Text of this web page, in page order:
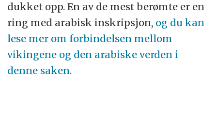
dukket opp. En av de mest berømte er en
ring med arabisk inskripsjon, og du kan
lese mer om forbindelsen mellom
vikingene og den arabiske verden i
denne saken.